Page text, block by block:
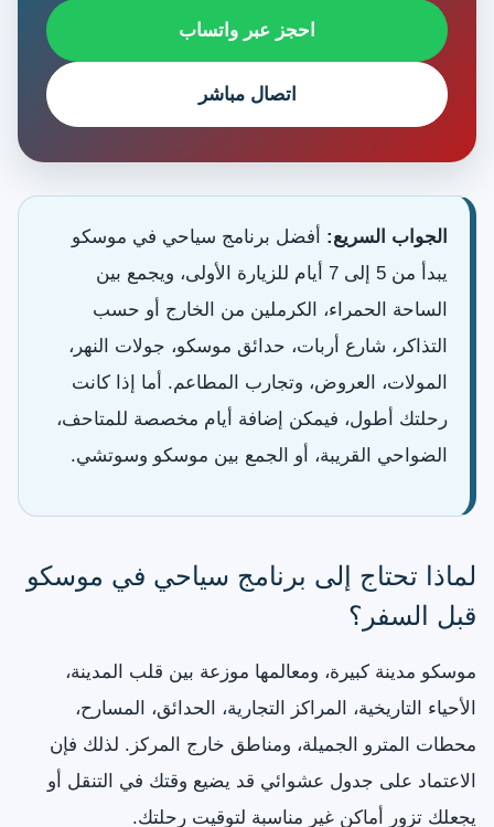
احجز عبر واتساب
اتصال مباشر
الجواب السريع: أفضل برنامج سياحي في موسكو
يبدأ من 5 إلى 7 أيام للزيارة الأولى، ويجمع بين
الساحة الحمراء، الكرملين من الخارج أو حسب
التذاكر، شارع أربات، حدائق موسكو، جولات النهر،
المولات، العروض، وتجارب المطاعم. أما إذا كانت
رحلتك أطول، فيمكن إضافة أيام مخصصة للمتاحف،
الضواحي القريبة، أو الجمع بين موسكو وسوتشي.
لماذا تحتاج إلى برنامج سياحي في موسكو
قبل السفر؟
موسكو مدينة كبيرة، ومعالمها موزعة بين قلب المدينة،
الأحياء التاريخية، المراكز التجارية، الحدائق، المسارح،
محطات المترو الجميلة، ومناطق خارج المركز. لذلك فإن
الاعتماد على جدول عشوائي قد يضيع وقتك في التنقل أو
يجعلك تزور أماكن غير مناسبة لتوقيت رحلتك.